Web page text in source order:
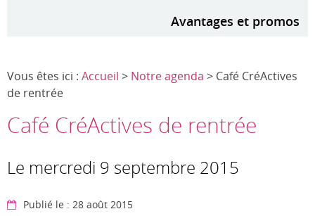
Avantages et promos
Vous êtes ici : Accueil > Notre agenda > Café CréActives
de rentrée
Café CréActives de rentrée
Le mercredi 9 septembre 2015
Publié le : 28 août 2015